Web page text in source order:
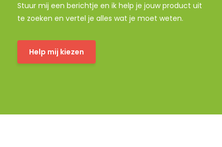
Stuur mij een berichtje en ik help je jouw product uit
te zoeken en vertel je alles wat je moet weten.
Help mij kiezen